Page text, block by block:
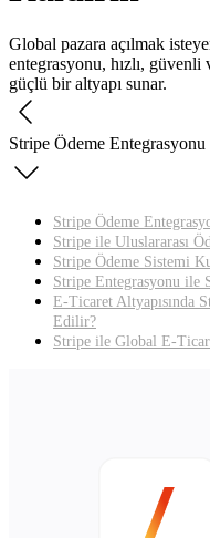
Global pazara açılmak
entegrasyonu, hızlı, güvenli
güçlü bir altyapı sunar.
Stripe Ödeme
Stripe Ödeme
Stripe ile Uluslararası
Stripe Ödeme Sistemi
Stripe Entegrasyonu ile
E-Ticaret Altyapısında
Edilir?
Stripe ile Global E-